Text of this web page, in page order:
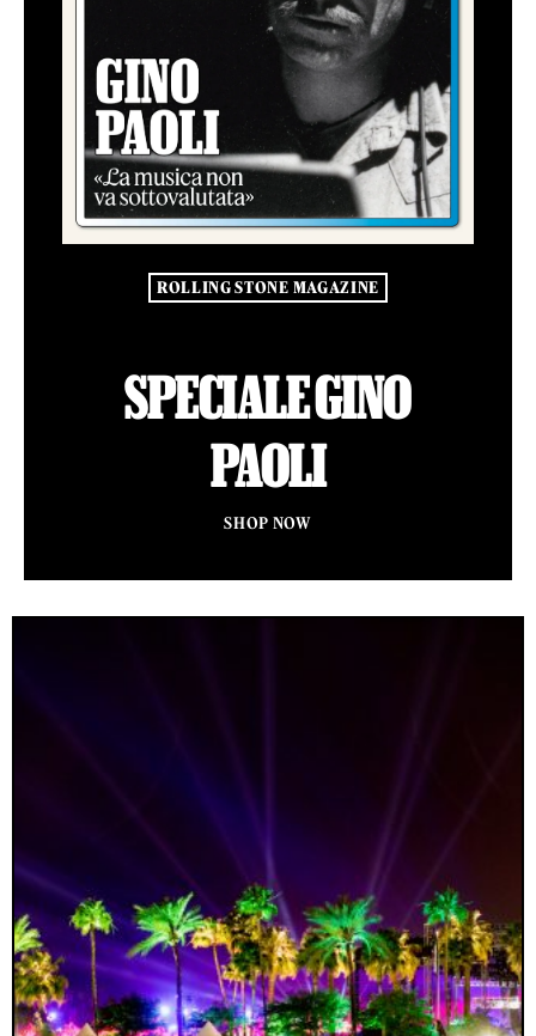
ROLLING STONE MAGAZINE
SPECIALE GINO
PAOLI
SHOP NOW